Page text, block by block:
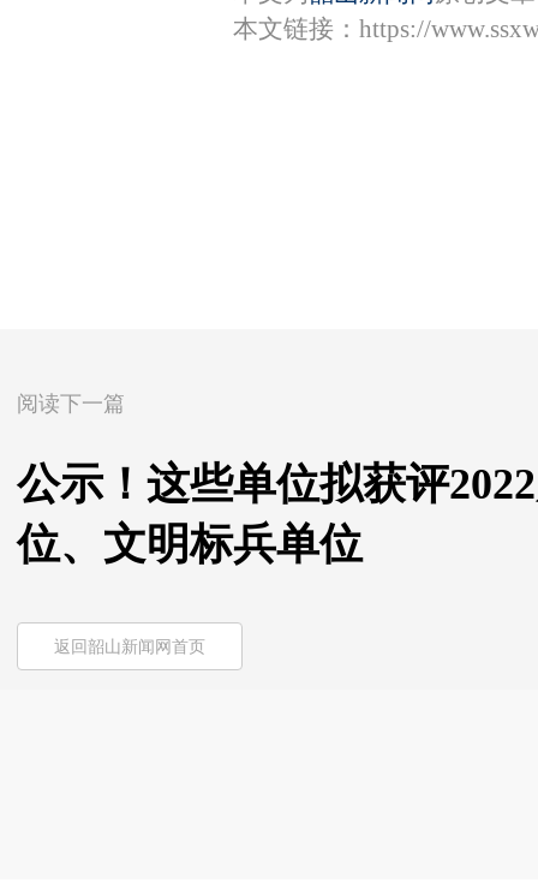
本文链接： https://
阅读下一篇
公示！这些单位拟获评
位、文明标兵单位
返回韶山新闻网首页